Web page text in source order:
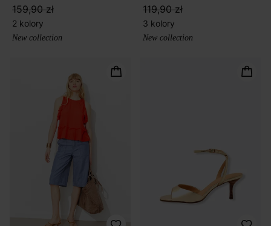
159,90 zł
2 kolory
New collection
119,90 zł
3 kolory
New collection